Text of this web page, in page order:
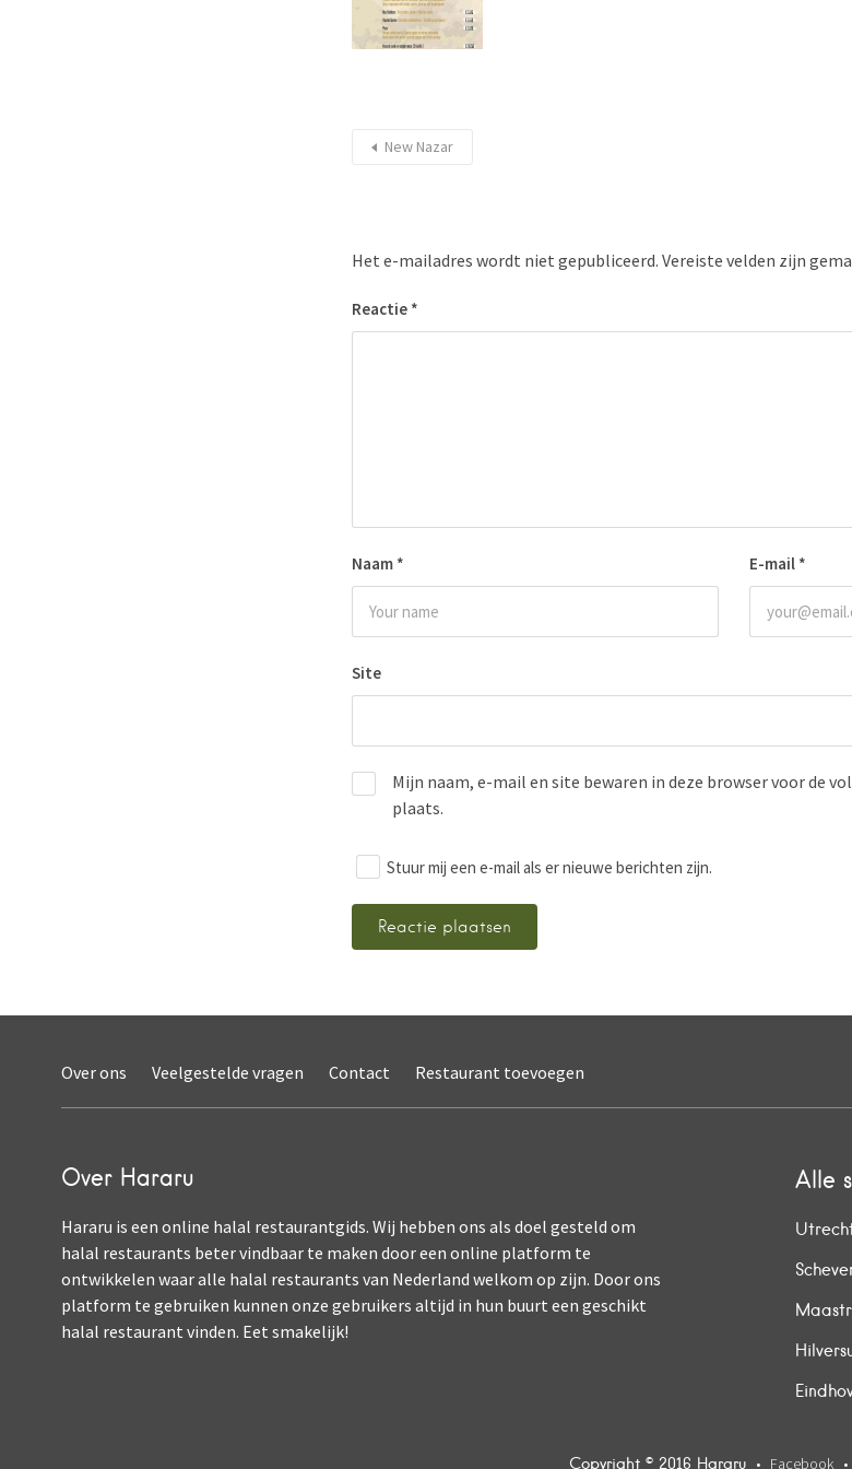
New Nazar
Het e-mailadres wordt niet gepubliceerd. Vereiste velden zijn
Reactie *
Naam * E-mail *
Site
Mijn naam, e-mail en site bewaren in deze browser voor de
plaats.
Stuur mij een e-mail als er nieuwe berichten zijn.
Over ons Veelgestelde vragen Contact Restaurant toevoegen
Over Hararu
Hararu is een online halal restaurantgids. Wij hebben ons als doel gesteld om
halal restaurants beter vindbaar te maken door een online platform te
ontwikkelen waar alle halal restaurants van Nederland welkom op zijn. Door ons
platform te gebruiken kunnen onze gebruikers altijd in hun buurt een geschikt
halal restaurant vinden. Eet smakelijk!
Alle
Copyright © 2016 Hararu Facebook